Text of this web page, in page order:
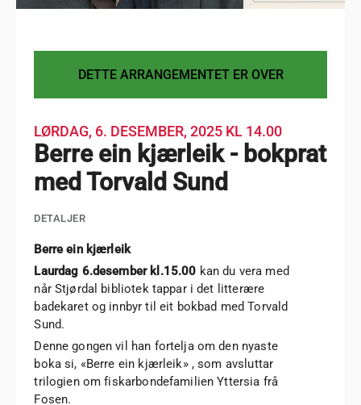
DETTE ARRANGEMENTET ER OVER
LØRDAG, 6. DESEMBER, 2025 KL 14.00
Berre ein kjærleik - bokprat
med Torvald Sund
DETALJER
Berre ein kjærleik
Laurdag 6.desember kl.15.00 kan du vera med
når Stjørdal bibliotek tappar i det litterære
badekaret og innbyr til eit bokbad med Torvald
Sund.
Denne gongen vil han fortelja om den nyaste
boka si, «Berre ein kjærleik» , som avsluttar
trilogien om fiskarbondefamilien Yttersia frå
Fosen.